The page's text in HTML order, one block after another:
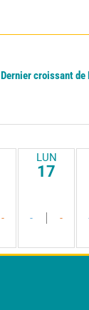
Dernier croissant de
-
LUN
17
- -